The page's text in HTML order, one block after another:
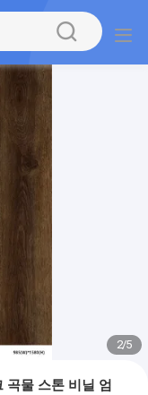
2/5
곡물 스톤 비닐 엄